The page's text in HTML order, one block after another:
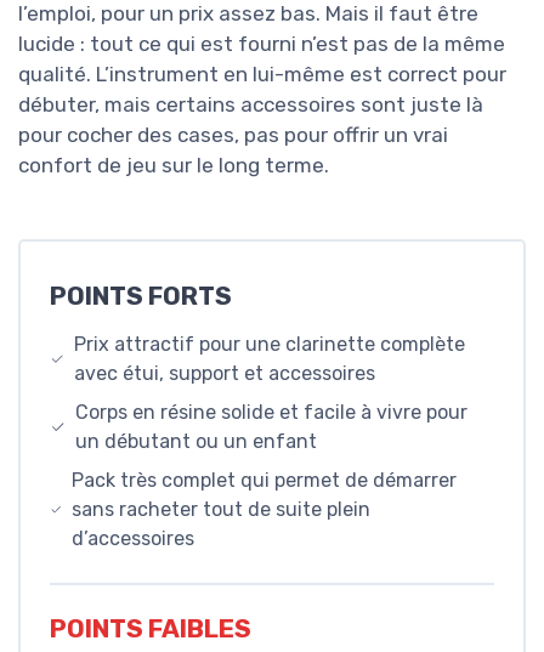
l’emploi, pour un prix assez bas. Mais il faut être
lucide : tout ce qui est fourni n’est pas de la même
qualité. L’instrument en lui-même est correct pour
débuter, mais certains accessoires sont juste là
pour cocher des cases, pas pour offrir un vrai
confort de jeu sur le long terme.
POINTS FORTS
Prix attractif pour une clarinette complète
avec étui, support et accessoires
Corps en résine solide et facile à vivre pour
un débutant ou un enfant
Pack très complet qui permet de démarrer
sans racheter tout de suite plein
d’accessoires
POINTS FAIBLES